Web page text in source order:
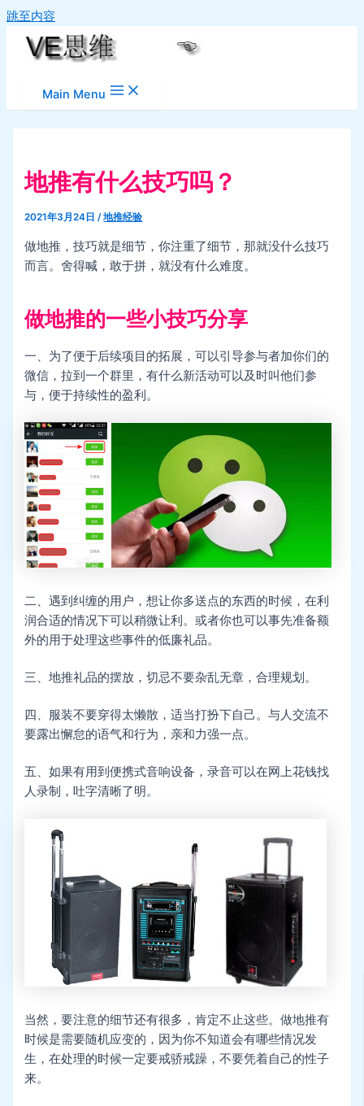
跳至内容
Main Menu
地推有什么技巧吗？
2021年3月24日/地推经验
做地推，技巧就是细节，你注重了细节，那就没什么技巧
而言。舍得喊，敢于拼，就没有什么难度。
做地推的一些小技巧分享
一、为了便于后续项目的拓展，可以引导参与者加你们的
微信，拉到一个群里，有什么新活动可以及时叫他们参
与，便于持续性的盈利。
二、遇到纠缠的用户，想让你多送点的东西的时候，在利
润合适的情况下可以稍微让利。或者你也可以事先准备额
外的用于处理这些事件的低廉礼品。
三、地推礼品的摆放，切忌不要杂乱无章，合理规划。
四、服装不要穿得太懒散，适当打扮下自己。与人交流不
要露出懈怠的语气和行为，亲和力强一点。
五、如果有用到便携式音响设备，录音可以在网上花钱找
人录制，吐字清晰了明。
当然，要注意的细节还有很多，肯定不止这些。做地推有
时候是需要随机应变的，因为你不知道会有哪些情况发
生，在处理的时候一定要戒骄戒躁，不要凭着自己的性子
来。